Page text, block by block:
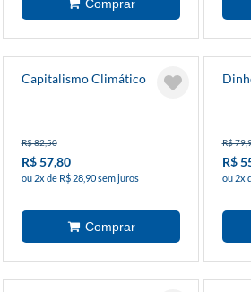
Capitalismo Climático
R$ 82,50
R$ 57,80
ou 2x de R$ 28,90 sem juros
R$
R$
ou 2x